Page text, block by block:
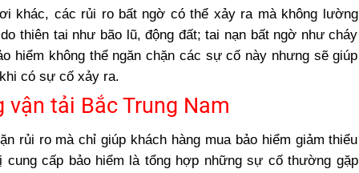
khác, các rủi ro bất ngờ có thể xảy ra mà không lường
thiên tai như bão lũ, động đất; tai nạn bất ngờ như cháy
hiểm không thể ngăn chặn các sự cố này nhưng sẽ giúp
có sự cố xảy ra.
tải Bắc Trung Nam
rủi ro mà chỉ giúp khách hàng mua bảo hiểm giảm thiểu
cấp bảo hiểm là tổng hợp những sự cố thường gặp